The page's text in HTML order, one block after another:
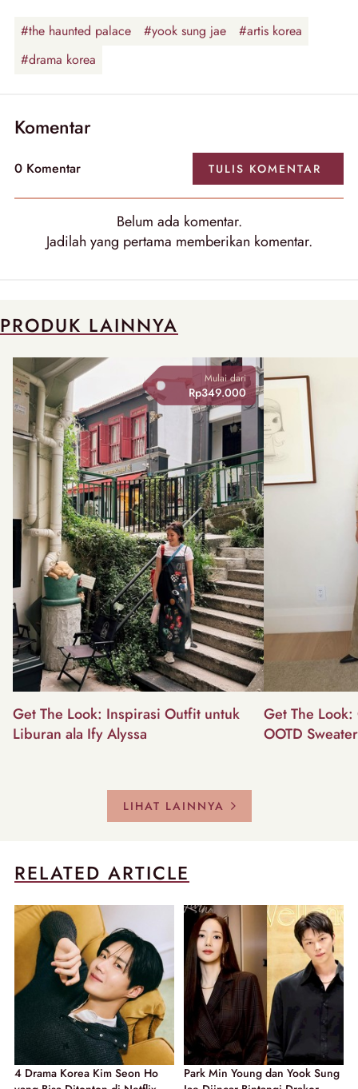
#the haunted palace #yook sung jae
#artis korea
#drama korea
Komentar
0 Komentar TULIS KOMENTAR
Belum ada komentar.
Jadilah yang pertama memberikan komentar.
PRODUK LAINNYA
Mulai dari
Rp349.000
Get The Look: Inspirasi Outfit untuk
Liburan ala Ify Alyssa
Get The
OOTD
LIHAT LAINNYA
RELATED ARTICLE
4 Drama Korea Kim Seon Ho
Park Min Young dan Yook Sung